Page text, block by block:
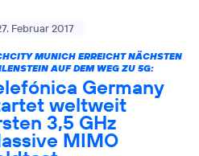
Februar 2017
MUNICH ERREICHT NÄCHSTEN
AUF DEM WEG ZU 5G:
Germany
weltweit
3,5 GHz
MIMO